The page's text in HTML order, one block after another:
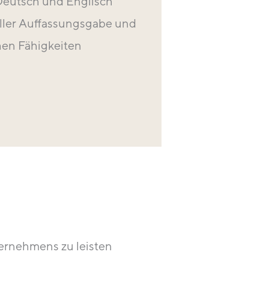
Auffassungsgabe und
Fähigkeiten
zu leisten